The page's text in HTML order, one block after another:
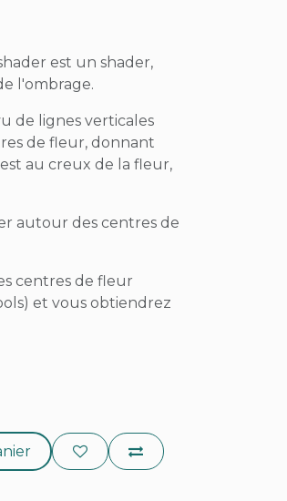
est un shader,
l'ombrage.
de lignes verticales
de fleur, donnant
au creux de la fleur,
autour des centres de
centres de fleur
et vous obtiendrez